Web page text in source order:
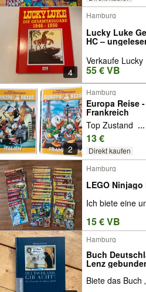
4
Hamburg
Lucky Luke
HC –
Verkaufe
55 € VB
2
Hamburg
Europa Reise
Frankreich
Top Zustand ...
13 €
Direkt kaufen
Hamburg
LEGO
Ich biete eine
15 € VB
Hamburg
Buch
Lenz
Biete das Buch